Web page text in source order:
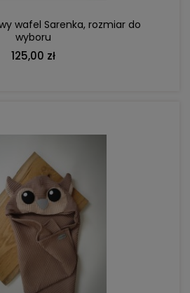
wafel Sarenka, rozmiar do
wyboru
125,00 zł
DO KOSZYKA